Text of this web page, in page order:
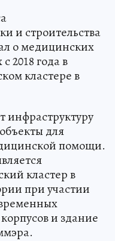
и строительства
о медицинских
2018 года в
кластере в
инфраструктуру
для
помощи.
кластер в
при участии
и здание